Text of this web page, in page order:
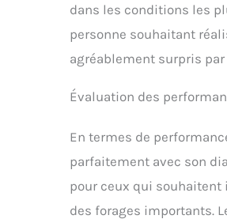
dans les conditions les
personne souhaitant
agréablement surpris
Évaluation des
En termes de
parfaitement avec son
pour ceux qui
des forages importants.